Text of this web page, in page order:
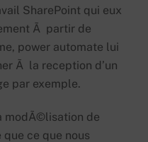
SharePoint qui eux
Ã partir de
power automate lui
Ã la reception d’un
par exemple.
modÃ©lisation de
ce que nous